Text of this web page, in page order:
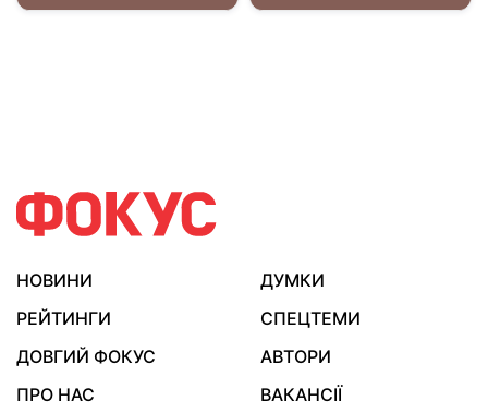
НОВИНИ
ДУМКИ
РЕЙТИНГИ
СПЕЦТЕМИ
ДОВГИЙ ФОКУС
АВТОРИ
ПРО НАС
ВАКАНСІЇ